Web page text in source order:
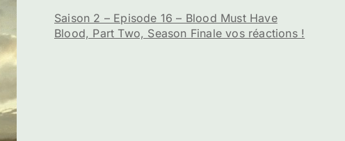
Saison 2 – Episode 16 – Blood Must Have
Blood, Part Two, Season Finale vos réactions !